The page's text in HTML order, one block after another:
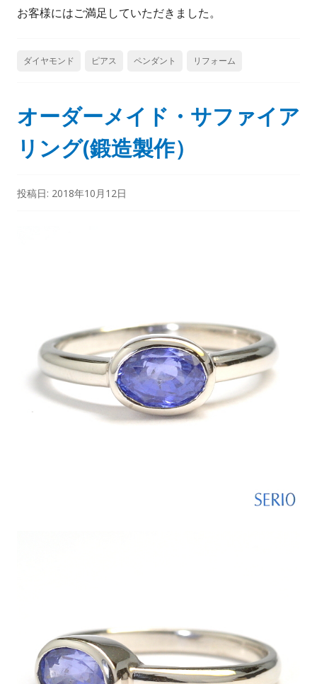
お客様にはご満足していただきました。
ダイヤモンド ピアス ペンダント リフォーム
オーダーメイド・サファイア
リング(鍛造製作）
投稿日: 2018年10月12日